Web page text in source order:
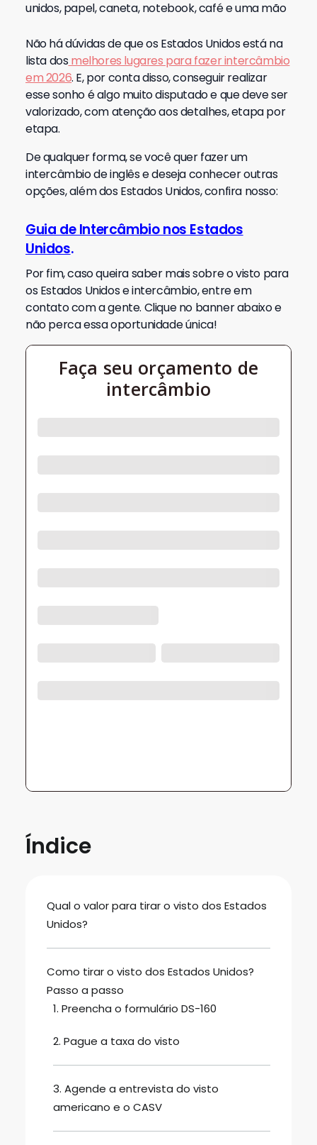
Não há dúvidas de que os Estados Unidos está na
lista dosmelhores lugares para fazer intercâmbio
em 2026. E, por conta disso, conseguir realizar
esse sonho é algo muito disputado e que deve ser
valorizado, com atenção aos detalhes, etapa por
etapa.
De qualquer forma, se você quer fazer um
intercâmbio de inglês e deseja conhecer outras
opções, além dos Estados Unidos, confira nosso:
Guia de Intercâmbio nos Estados
Unidos.
Por fim, caso queira saber mais sobre o visto para
os Estados Unidos e intercâmbio, entre em
contato com a gente. Clique no banner abaixo e
não perca essa oportunidade única!
Índice
Qual o valor para tirar o visto dos Estados
Unidos?
Como tirar o visto dos Estados Unidos?
Passo a passo
1. Preencha o formulário DS-160
2. Pague a taxa do visto
3. Agende a entrevista do visto
americano e o CASV